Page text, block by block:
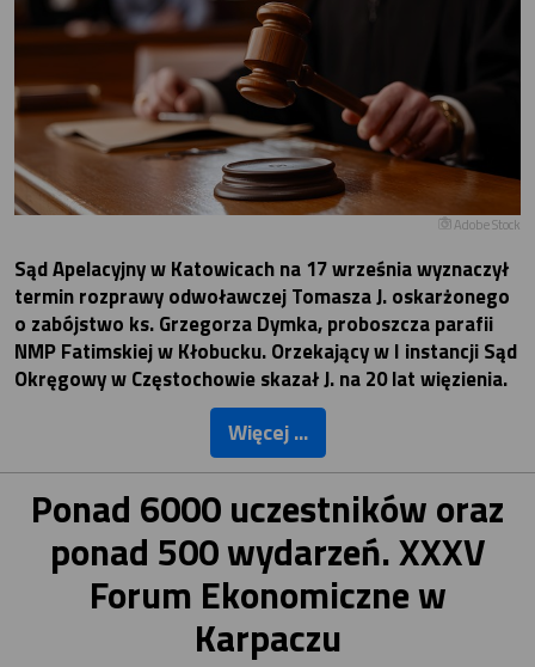
Adobe Stock
Sąd Apelacyjny w Katowicach na 17 września wyznaczył
termin rozprawy odwoławczej Tomasza J. oskarżonego
o zabójstwo ks. Grzegorza Dymka, proboszcza parafii
NMP Fatimskiej w Kłobucku. Orzekający w I instancji Sąd
Okręgowy w Częstochowie skazał J. na 20 lat więzienia.
Więcej ...
Ponad 6000 uczestników oraz
ponad 500 wydarzeń. XXXV
Forum Ekonomiczne w
Karpaczu